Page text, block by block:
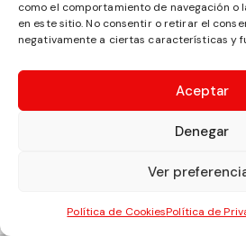
como el comportamiento de navegación o
en este sitio. No consentir o retirar el
negativamente a ciertas características y
Aceptar
Denegar
Ver
Política de CookiesPolítica de